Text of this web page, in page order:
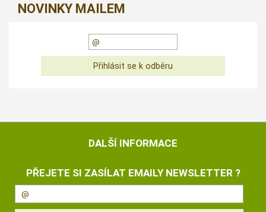
NOVINKY MAILEM
DALŠÍ INFORMACE
PŘEJETE SI ZASÍLAT EMAILY NEWSLETTER ?